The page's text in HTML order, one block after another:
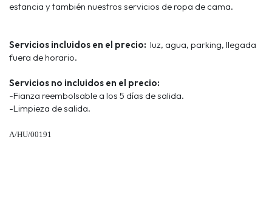
estancia y también nuestros servicios de ropa de cama.
Servicios incluidos en el precio: luz, agua, parking, llegada
fuera de horario.
Servicios no incluidos en el precio:
-Fianza reembolsable a los 5 días de salida.
-Limpieza de salida.
A/HU/00191